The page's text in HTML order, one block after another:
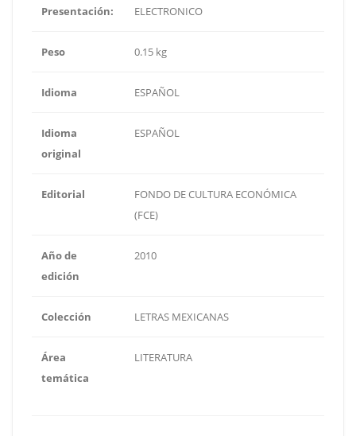
Presentación: ELECTRONICO
Peso 0.15 kg
Idioma ESPAÑOL
Idioma
original
ESPAÑOL
Editorial
FONDO DE CULTURA ECONÓMICA
(FCE)
Año de
edición
2010
Colección LETRAS MEXICANAS
Área
temática
LITERATURA